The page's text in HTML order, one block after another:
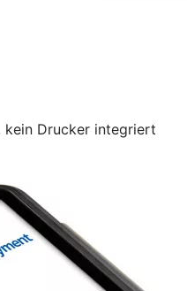
kein Drucker integriert